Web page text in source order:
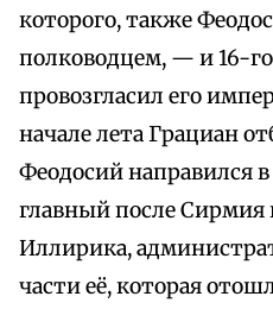
которого, также
полководцем, — и 16-го
провозгласил его
начале лета Грациан
Феодосий направился
главный после
Иллирика,
части её, которая